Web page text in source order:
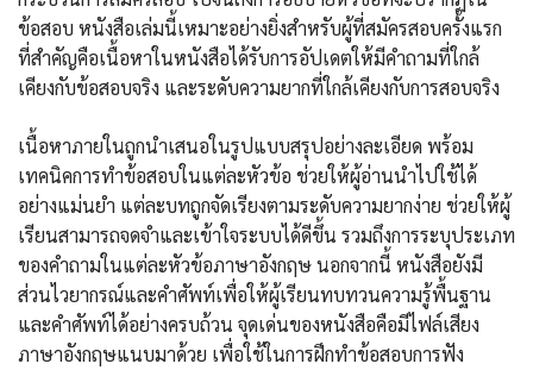
ข้อสอบ หนังสือเล่มนี้เหมาะอย่างยิ่งสำหรับผู้ที่สมัครสอบครั้งแรก
ที่สำคัญคือเนื้อหาในหนังสือได้รับการอัปเดตให้มีคำถามที่ใกล้
เคียงกับข้อสอบจริง และระดับความยากที่ใกล้เคียงกับการสอบจริง
เนื้อหาภายในถูกนำเสนอในรูปแบบสรุปอย่างละเอียด พร้อม
เทคนิคการทำข้อสอบในแต่ละหัวข้อ ช่วยให้ผู้อ่านนำไปใช้ได้
อย่างแม่นยำ แต่ละบทถูกจัดเรียงตามระดับความยากง่าย ช่วยให้ผู้
เรียนสามารถจดจำและเข้าใจระบบได้ดีขึ้น รวมถึงการระบุประเภท
ของคำถามในแต่ละหัวข้อภาษาอังกฤษ นอกจากนี้ หนังสือยังมี
ส่วนไวยากรณ์และคำศัพท์เพื่อให้ผู้เรียนทบทวนความรู้พื้นฐาน
และคำศัพท์ได้อย่างครบถ้วน จุดเด่นของหนังสือคือมีไฟล์เสียง
ภาษาอังกฤษแนบมาด้วย เพื่อใช้ในการฝึกทำข้อสอบการฟัง